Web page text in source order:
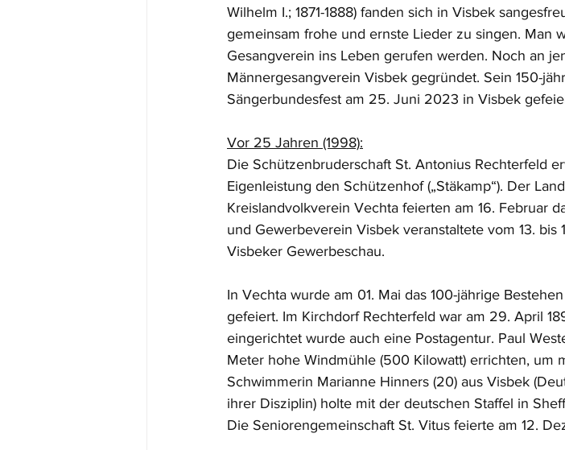
Wilhelm I.; 1871-1888) fanden sich in Visbek
gemeinsam frohe und ernste Lieder zu singen. Man
Gesangverein ins Leben gerufen werden. Noch an
Männergesangverein Visbek gegründet. Sein 150-
Sängerbundesfest am 25. Juni 2023 in Visbek
Vor 25 Jahren (1998):
Die Schützenbruderschaft St. Antonius Rechterfeld
Eigenleistung den Schützenhof („Stäkamp“). Der
Kreislandvolkverein Vechta feierten am 16. Februar
und Gewerbeverein Visbek veranstaltete vom 13.
Visbeker Gewerbeschau.
In Vechta wurde am 01. Mai das 100-jährige
gefeiert. Im Kirchdorf Rechterfeld war am 29. April
eingerichtet wurde auch eine Postagentur. Paul
Meter hohe Windmühle (500 Kilowatt) errichten, um
Schwimmerin Marianne Hinners (20) aus Visbek
ihrer Disziplin) holte mit der deutschen Staffel in
Die Seniorengemeinschaft St. Vitus feierte am 12.